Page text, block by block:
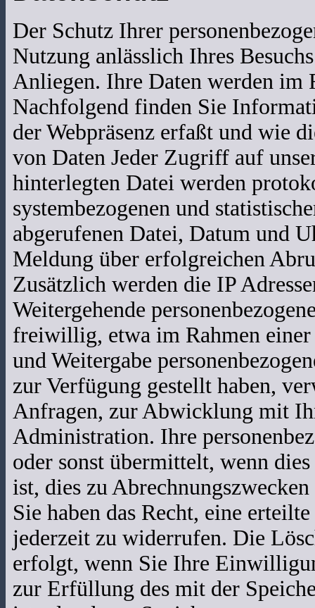
Der Schutz Ihrer
Nutzung anlässlich Ihres
Anliegen. Ihre Daten werden im
Nachfolgend finden Sie
der Webpräsenz erfaßt und wie
von Daten Jeder Zugriff auf
hinterlegten Datei werden
systembezogenen und
abgerufenen Datei, Datum und
Meldung über erfolgreichen
Zusätzlich werden die IP
Weitergehende
freiwillig, etwa im Rahmen
und Weitergabe
zur Verfügung gestellt haben,
Anfragen, zur Abwicklung mit
Administration. Ihre
oder sonst übermittelt, wenn
ist, dies zu
Sie haben das Recht, eine
jederzeit zu widerrufen. Die
erfolgt, wenn Sie Ihre
zur Erfüllung des mit der